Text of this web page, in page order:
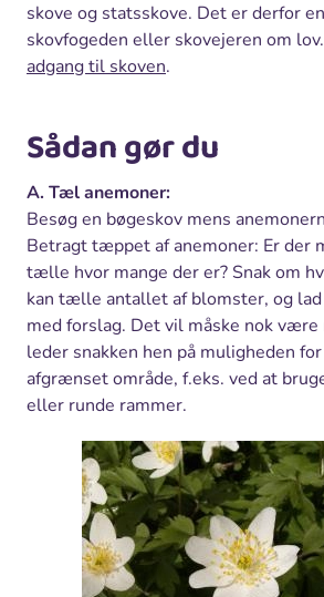
skove og statsskove. Det er derfor
skovfogeden eller skovejeren om
adgang til skoven.
Sådan gør du
A. Tæl anemoner:
Besøg en bøgeskov mens
Betragt tæppet af anemoner: Er der
tælle hvor mange der er? Snak om
kan tælle antallet af blomster, og
med forslag. Det vil måske nok være
leder snakken hen på muligheden
afgrænset område, f.eks. ved at
eller runde rammer.